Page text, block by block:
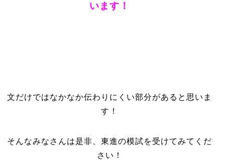
います！
文だけではなかなか伝わりにくい部分があると思いま
す！
そんなみなさんは是非、東進の模試を受けてみてくだ
さい！